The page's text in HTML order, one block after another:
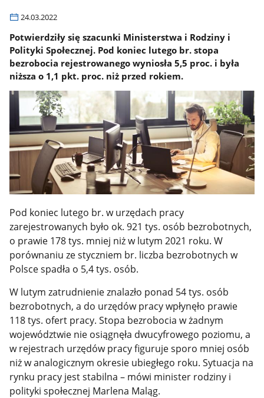
24.03.2022
Potwierdziły się szacunki Ministerstwa i Rodziny i
Polityki Społecznej. Pod koniec lutego br. stopa
bezrobocia rejestrowanego wyniosła 5,5 proc. i była
niższa o 1,1 pkt. proc. niż przed rokiem.
Pod koniec lutego br. w urzędach pracy
zarejestrowanych było ok. 921 tys. osób bezrobotnych,
o prawie 178 tys. mniej niż w lutym 2021 roku. W
porównaniu ze styczniem br. liczba bezrobotnych w
Polsce spadła o 5,4 tys. osób.
W lutym zatrudnienie znalazło ponad 54 tys. osób
bezrobotnych, a do urzędów pracy wpłynęło prawie
118 tys. ofert pracy. Stopa bezrobocia w żadnym
województwie nie osiągnęła dwucyfrowego poziomu, a
w rejestrach urzędów pracy figuruje sporo mniej osób
niż w analogicznym okresie ubiegłego roku. Sytuacja na
rynku pracy jest stabilna – mówi minister rodziny i
polityki społecznej Marlena Maląg.